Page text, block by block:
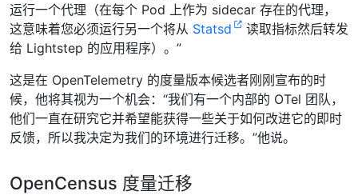
运行一个代理（在每个 Pod 上作为 sidecar 存在的代理，
这意味着您必须运行另一个将从 Statsd
读取指标然后转发
给 Lightstep 的应用程序）。”
这是在 OpenTelemetry 的度量版本候选者刚刚宣布的时
候，他将其视为一个机会：“我们有一个内部的 OTel 团队，
他们一直在研究它并希望能获得一些关于如何改进它的即时
反馈，所以我决定为我们的环境进行迁移。”他说。
OpenCensus 度量迁移